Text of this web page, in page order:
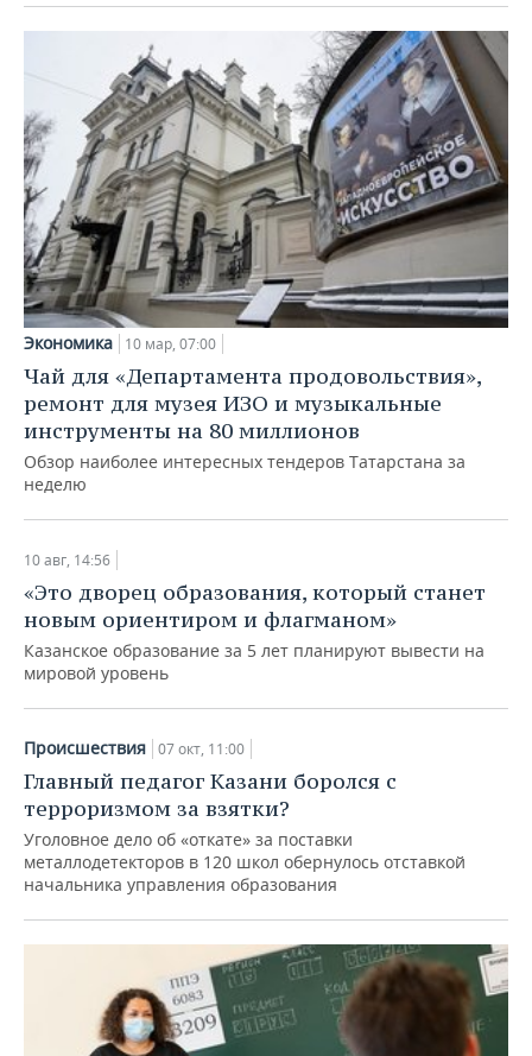
Экономика 10 мар, 07:00
Чай для «Департамента продовольствия»,
ремонт для музея ИЗО и музыкальные
инструменты на 80 миллионов
Обзор наиболее интересных тендеров Татарстана за
неделю
10 авг, 14:56
«Это дворец образования, который станет
новым ориентиром и флагманом»
Казанское образование за 5 лет планируют вывести на
мировой уровень
Происшествия 07 окт, 11:00
Главный педагог Казани боролся с
терроризмом за взятки?
Уголовное дело об «откате» за поставки
металлодетекторов в 120 школ обернулось отставкой
начальника управления образования